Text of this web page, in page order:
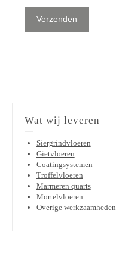
Wat wij leveren
Siergrindvloeren
Gietvloeren
Coatingsystemen
Troffelvloeren
Marmeren quarts
Mortelvloeren
Overige werkzaamheden